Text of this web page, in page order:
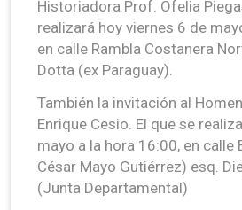
Historiadora Prof. Ofelia
realizará hoy viernes 6 de
en calle Rambla Costanera
Dotta (ex Paraguay).
También la invitación al
Enrique Cesio. El que se
mayo a la hora 16:00, en calle
César Mayo Gutiérrez) esq.
(Junta Departamental)